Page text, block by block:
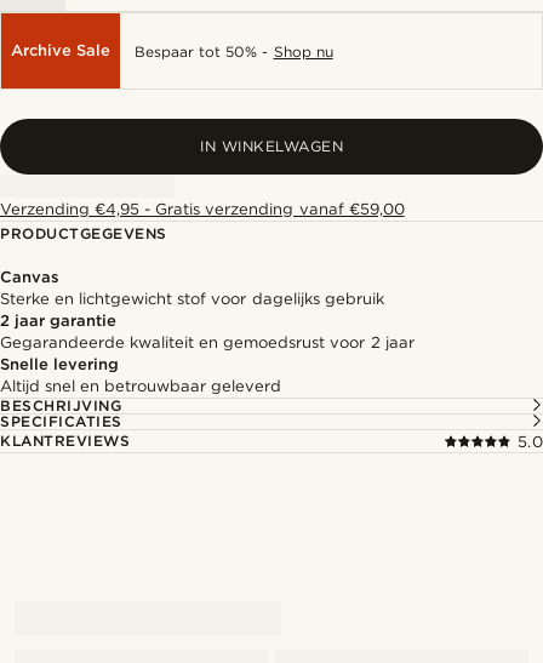
Archive Sale Bespaar tot 50% - Shop nu
IN WINKELWAGEN
Verzending €4,95 - Gratis verzending vanaf €59,00
PRODUCTGEGEVENS
Canvas
Sterke en lichtgewicht stof voor dagelijks gebruik
2 jaar garantie
Gegarandeerde kwaliteit en gemoedsrust voor 2 jaar
Snelle levering
Altijd snel en betrouwbaar geleverd
BESCHRIJVING
SPECIFICATIES
KLANTREVIEWS
5.0